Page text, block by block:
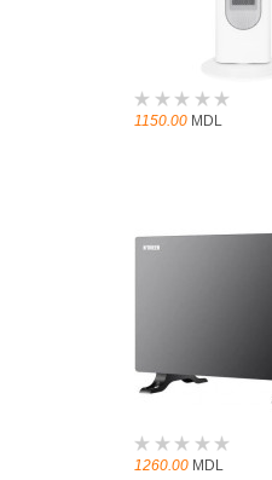
1150.00 MDL
1260.00 MDL